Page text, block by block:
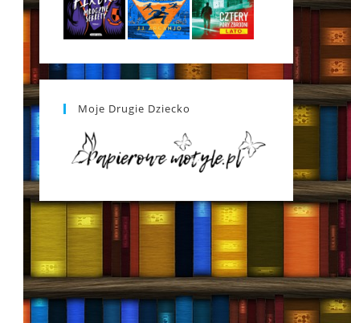
Moje Drugie Dziecko